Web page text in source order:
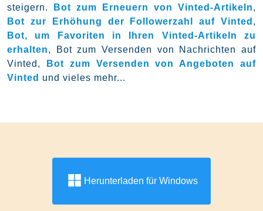
steigern.
Bot zum Erneuern von Vinted-Artikeln,
Bot zur Erhöhung der Followerzahl auf Vinted ,
Bot, um Favoriten in Ihren Vinted-Artikeln zu
erhalten, Bot zum Versenden von Nachrichten auf
Vinted,
Bot zum Versenden von Angeboten auf
Vinted und vieles mehr...
Herunterladen für Windows